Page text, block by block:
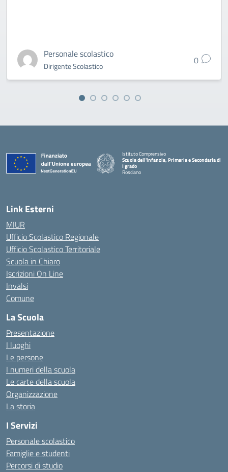
Personale scolastico
Dirigente Scolastico 0
Istituto Comprensivo
Scuola dell'infanzia, Primaria e Secondaria di
I grado
Rosciano
Link Esterni
MIUR
Ufficio Scolastico Regionale
Ufficio Scolastico Territoriale
Scuola in Chiaro
Iscrizioni On Line
Invalsi
Comune
La Scuola
Presentazione
I luoghi
Le persone
I numeri della scuola
Le carte della scuola
Organizzazione
La storia
I Servizi
Personale scolastico
Famiglie e studenti
Percorsi di studio